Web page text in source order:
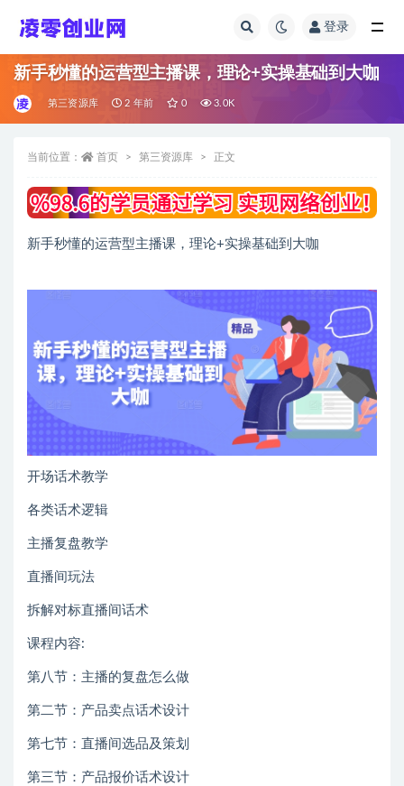
登录
新手秒懂的运营型主播课，理论+实操基础到大咖
第三资源库 2 年前 0 3.0K
当前位置： 首页 第三资源库 正文
新手秒懂的运营型主播课，理论+实操基础到大咖
开场话术教学
各类话术逻辑
主播复盘教学
直播间玩法
拆解对标直播间话术
课程内容:
第八节：主播的复盘怎么做
第二节：产品卖点话术设计
第七节：直播间选品及策划
第三节：产品报价话术设计